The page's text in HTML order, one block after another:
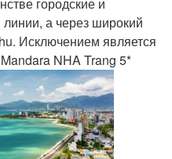
а через широкий
Исключением является
NHA Trang 5*